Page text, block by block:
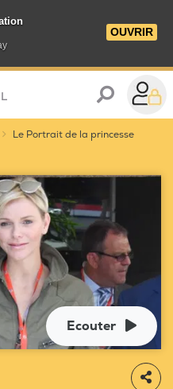
OUVRIR
Le Portrait de la princesse
Ecouter